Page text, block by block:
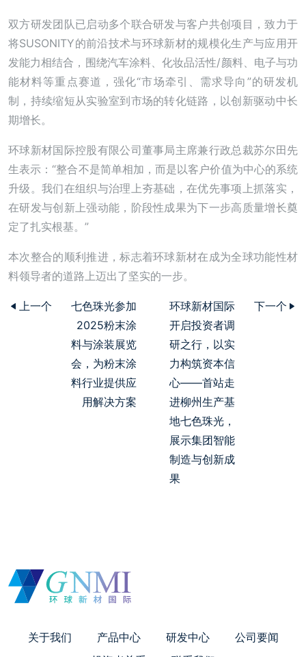
双方研发团队已启动多个联合研发与客户共创项目，致力于
将SUSONITY的前沿技术与环球新材的规模化生产与应用开
发能力相结合，围绕汽车涂料、化妆品活性/颜料、电子与功
能材料等重点赛道，强化“市场牵引、需求导向”的研发机
制，持续缩短从实验室到市场的转化链路，以创新驱动中长
期增长。
环球新材国际控股有限公司董事局主席兼行政总裁苏尔田先
生表示：“整合不是简单相加，而是以客户价值为中心的系统
升级。我们在组织与治理上夯基础，在优先事项上抓落实，
在研发与创新上强动能，阶段性成果为下一步高质量增长奠
定了扎实根基。”
本次整合的顺利推进，标志着环球新材在成为全球功能性材
料领导者的道路上迈出了坚实的一步。
上一个
七色珠光参加
2025粉末涂
料与涂装展览
会，为粉末涂
料行业提供应
用解决方案
环球新材国际
开启投资者调
研之行，以实
力构筑资本信
心——首站走
进柳州生产基
地七色珠光，
展示集团智能
制造与创新成
果
下一个
关于我们 产品中心 研发中心
公司要闻